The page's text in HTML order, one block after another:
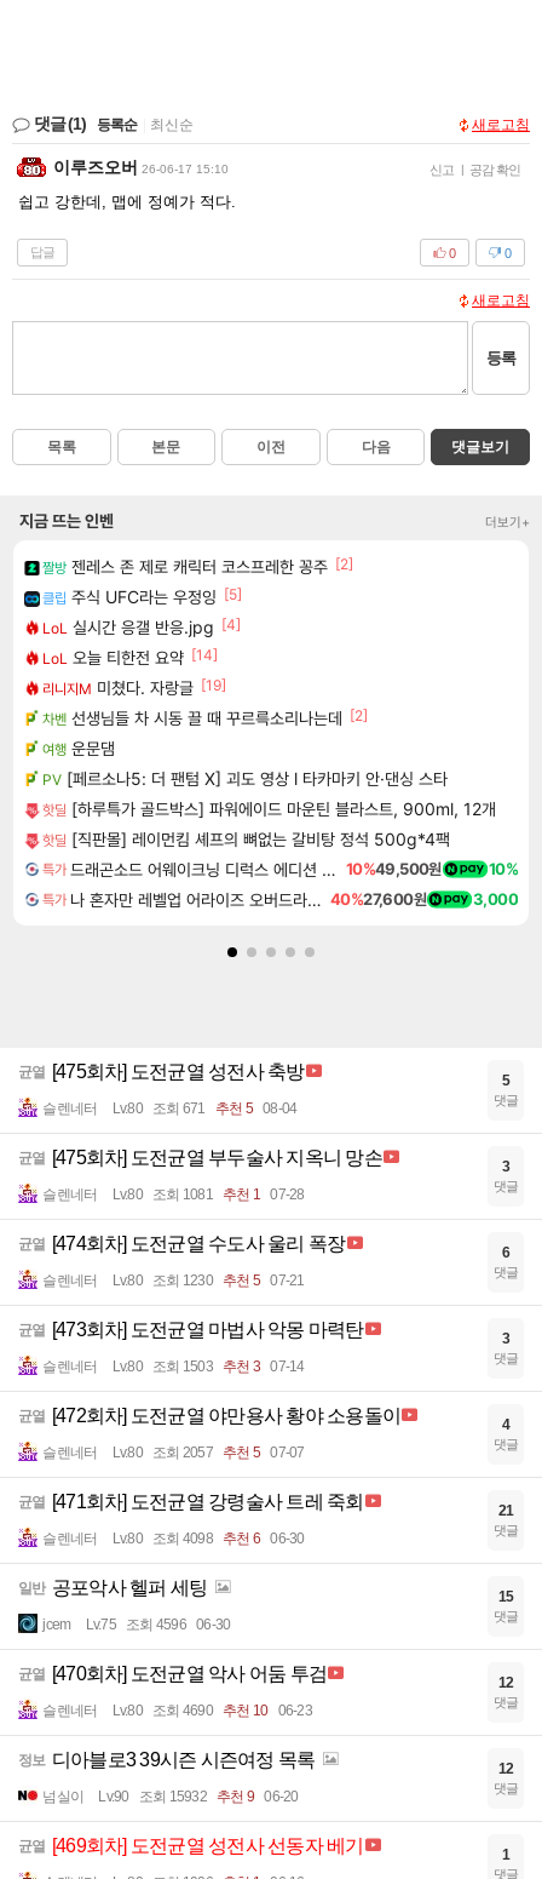
댓글(1) 등록순 최신순 새로고침
이루즈오버 26-06-17 15:10 신고 | 공감 확인
쉽고 강한데, 맵에 정예가 적다.
답글 0
0
새로고침
등록
목록 본문 이전 다음 댓글보기
지금 뜨는 인벤 더보기+
짤방 젠레스 존 제로 캐릭터 코스프레한 꽁주 [2]
클립 주식 UFC라는 우정잉 [5]
LoL 실시간 응갤 반응.jpg [4]
LoL 오늘 티한전 요약 [14]
리니지M 미쳤다. 자랑글 [19]
차벤 선생님들 차 시동 끌 때 꾸르륵소리나는데 [2]
여행 운문댐
PV [페르소나5: 더 팬텀 X] 괴도 영상 l 타카마키 안·댄싱 스타
핫딜 [하루특가 골드박스] 파워에이드 마운틴 블라스트, 900ml, 12개
핫딜 [직판몰] 레이먼킴 셰프의 뼈없는 갈비탕 정석 500g*4팩
특가 드래곤소드 어웨이크닝 디럭스 에디션 DragonSword Awakening Deluxe Edition 10%49,500원 10%
특가 나 혼자만 레벨업 어라이즈 오버드라이브 Solo Leveling Arise 40%27,600원 3,000
균열 [475회차] 도전균열 성전사 축방
슬렌네터 Lv.80 조회 671 추천 5 08-04
5
댓글
균열 [475회차] 도전균열 부두술사 지옥니 망손
슬렌네터 Lv.80 조회 1081 추천 1 07-28
3
댓글
균열 [474회차] 도전균열 수도사 울리 폭장
슬렌네터 Lv.80 조회 1230 추천 5 07-21
6
댓글
균열 [473회차] 도전균열 마법사 악몽 마력탄
슬렌네터 Lv.80 조회 1503 추천 3 07-14
3
댓글
균열 [472회차] 도전균열 야만용사 황야 소용돌이
슬렌네터 Lv.80 조회 2057 추천 5 07-07
4
댓글
균열 [471회차] 도전균열 강령술사 트레 죽회
슬렌네터 Lv.80 조회 4098 추천 6 06-30
21
댓글
일반 공포악사 헬퍼 세팅
jcem Lv.75 조회 4596 06-30
15
댓글
균열 [470회차] 도전균열 악사 어둠 투검
슬렌네터 Lv.80 조회 4690 추천 10 06-23
12
댓글
정보 디아블로3 39시즌 시즌여정 목록
넘실이 Lv.90 조회 15932 추천 9 06-20
12
댓글
균열 [469회차] 도전균열 성전사 선동자 베기 1
댓글